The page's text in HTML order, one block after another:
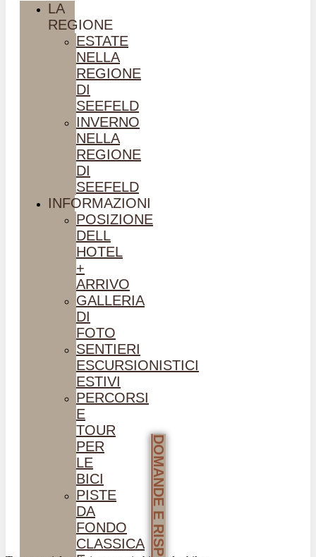
LA
REGIONE
ESTATE
NELLA
REGIONE
DI
SEEFELD
INVERNO
NELLA
REGIONE
DI
SEEFELD
INFORMAZIONI
POSIZIONE
DELL
HOTEL
+
ARRIVO
GALLERIA
DI
FOTO
SENTIERI
ESCURSIONISTICI
ESTIVI
PERCORSI
E
TOUR
PER
LE
BICI
PISTE
DA
FONDO
CLASSICA DOMANDE E RISPOSTE